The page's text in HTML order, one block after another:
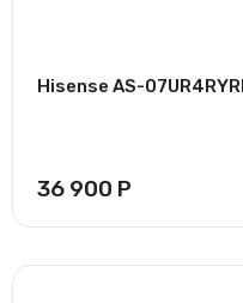
Hisense AS-
36 900 Р